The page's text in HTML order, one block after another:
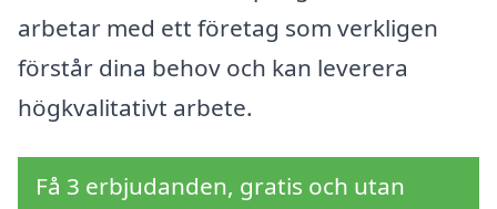
arbetar med ett företag som verkligen
förstår dina behov och kan leverera
högkvalitativt arbete.
Få 3 erbjudanden, gratis och utan